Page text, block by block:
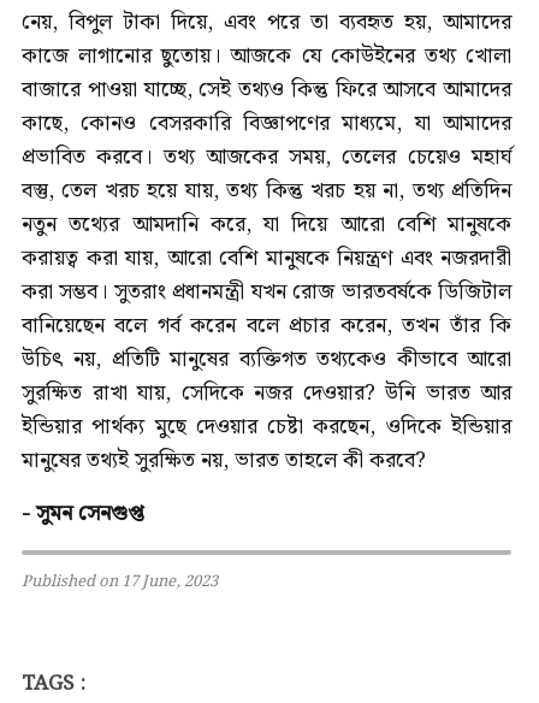
নেয়, বিপুল টাকা দিয়ে, এবং পরে তা ব্যবহৃত হয়, আমাদের
কাজে লাগানোর ছুতোয়। আজকে যে কোউইনের তথ্য খোলা
বাজারে পাওয়া যাচ্ছে, সেই তথ্যও কিন্তু ফিরে আসবে আমাদের
কাছে, কোনও বেসরকারি বিজ্ঞাপণের মাধ্যমে, যা আমাদের
প্রভাবিত করবে। তথ্য আজকের সময়, তেলের চেয়েও মহার্ঘ
বস্তু, তেল খরচ হয়ে যায়, তথ্য কিন্তু খরচ হয় না, তথ্য প্রতিদিন
নতুন তথ্যের আমদানি করে, যা দিয়ে আরো বেশি মানুষকে
করায়ত্ব করা যায়, আরো বেশি মানুষকে নিয়ন্ত্রণ এবং নজরদারী
করা সম্ভব। সুতরাং প্রধানমন্ত্রী যখন রোজ ভারতবর্ষকে ডিজিটাল
বানিয়েছেন বলে গর্ব করেন বলে প্রচার করেন, তখন তাঁর কি
উচিৎ নয়, প্রতিটি মানুষের ব্যক্তিগত তথ্যকেও কীভাবে আরো
সুরক্ষিত রাখা যায়, সেদিকে নজর দেওয়ার? উনি ভারত আর
ইন্ডিয়ার পার্থক্য মুছে দেওয়ার চেষ্টা করছেন, ওদিকে ইন্ডিয়ার
মানুষের তথ্যই সুরক্ষিত নয়, ভারত তাহলে কী করবে?
- সুমন সেনগুপ্ত
Published on 17 June, 2023
TAGS :